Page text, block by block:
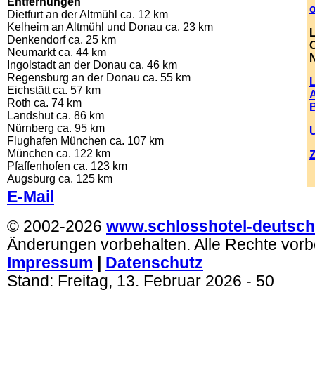
Dietfurt an der Altmühl ca. 12 km
Kelheim an Altmühl und Donau ca. 23 km
Denkendorf ca. 25 km
Neumarkt ca. 44 km
Ingolstadt an der Donau ca. 46 km
Regensburg an der Donau ca. 55 km
Eichstätt ca. 57 km
Roth ca. 74 km
Landshut ca. 86 km
Nürnberg ca. 95 km
Flughafen München ca. 107 km
München ca. 122 km
Pfaffenhofen ca. 123 km
Augsburg ca. 125 km
E-Mail
© 2002-2026 www.schlosshotel-
Änderungen vorbehalten. Alle Rechte
Impressum
Datenschutz
Stand: Freitag, 13. Februar 2026 - 50